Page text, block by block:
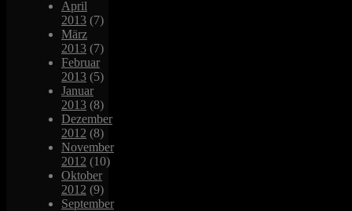
April
2013 (7)
März
2013 (7)
Februar
2013 (5)
Januar
2013 (8)
Dezember
2012 (8)
November
2012 (10)
Oktober
2012 (9)
September